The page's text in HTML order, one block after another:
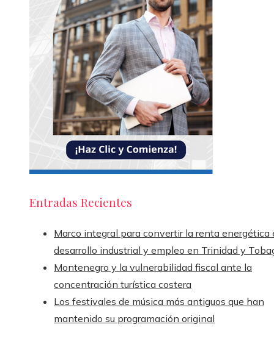
Entradas Recientes
Marco integral para convertir la renta energética
desarrollo industrial y empleo en Trinidad y
Montenegro y la vulnerabilidad fiscal ante la
concentración turística costera
Los festivales de música más antiguos que han
mantenido su programación original